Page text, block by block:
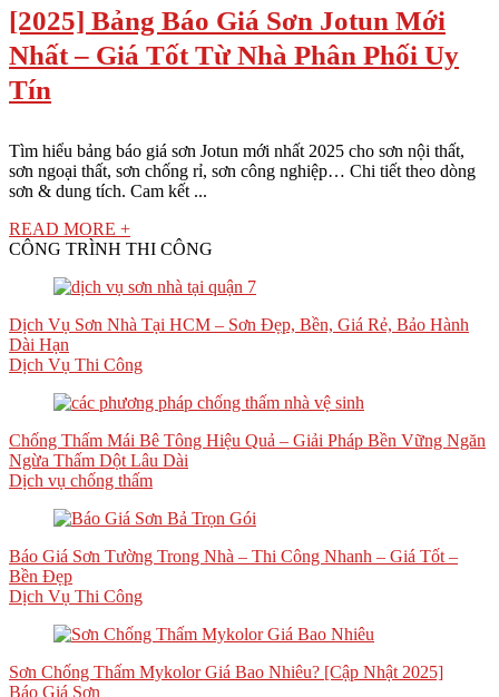
[2025] Bảng Báo Giá Sơn Jotun Mới
Nhất – Giá Tốt Từ Nhà Phân Phối Uy
Tín
Tìm hiểu bảng báo giá sơn Jotun mới nhất 2025 cho sơn nội thất,
sơn ngoại thất, sơn chống rỉ, sơn công nghiệp… Chi tiết theo dòng
sơn & dung tích. Cam kết ...
READ MORE +
CÔNG TRÌNH THI CÔNG
Dịch Vụ Sơn Nhà Tại HCM – Sơn Đẹp, Bền, Giá Rẻ, Bảo Hành
Dài Hạn
Dịch Vụ Thi Công
Chống Thấm Mái Bê Tông Hiệu Quả – Giải Pháp Bền Vững Ngăn
Ngừa Thấm Dột Lâu Dài
Dịch vụ chống thấm
Báo Giá Sơn Tường Trong Nhà – Thi Công Nhanh – Giá Tốt –
Bền Đẹp
Dịch Vụ Thi Công
Sơn Chống Thấm Mykolor Giá Bao Nhiêu? [Cập Nhật 2025]
Báo Giá Sơn